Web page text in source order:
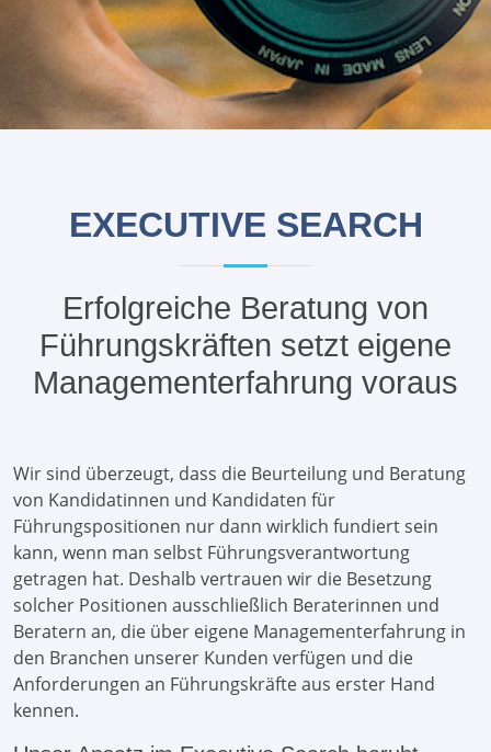
EXECUTIVE SEARCH
Erfolgreiche Beratung von
Führungskräften setzt eigene
Managementerfahrung voraus
Wir sind überzeugt, dass die Beurteilung und Beratung
von Kandidatinnen und Kandidaten für
Führungspositionen nur dann wirklich fundiert sein
kann, wenn man selbst Führungsverantwortung
getragen hat. Deshalb vertrauen wir die Besetzung
solcher Positionen ausschließlich Beraterinnen und
Beratern an, die über eigene Managementerfahrung in
den Branchen unserer Kunden verfügen und die
Anforderungen an Führungskräfte aus erster Hand
kennen.